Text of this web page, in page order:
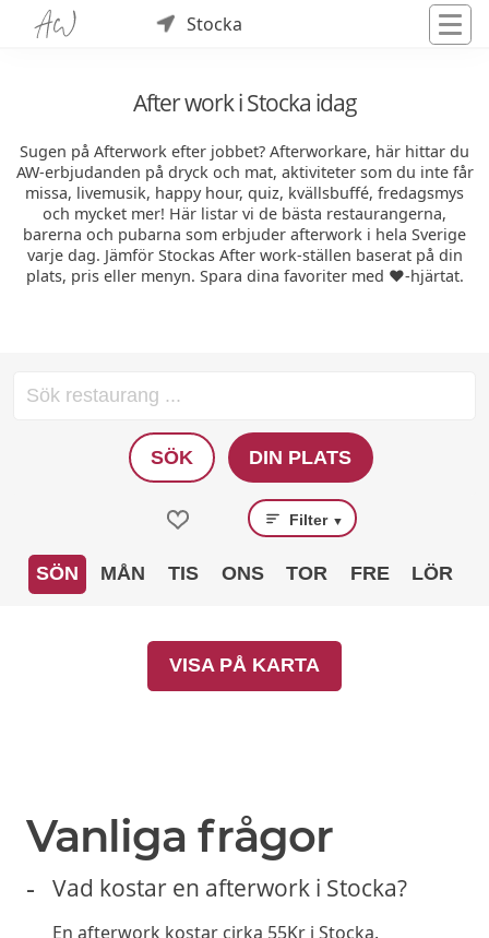
Stocka
After work i Stocka idag
Sugen på Afterwork efter jobbet? Afterworkare, här hittar du
AW-erbjudanden på dryck och mat, aktiviteter som du inte får
missa, livemusik, happy hour, quiz, kvällsbuffé, fredagsmys
och mycket mer! Här listar vi de bästa restaurangerna,
barerna och pubarna som erbjuder afterwork i hela Sverige
varje dag. Jämför Stockas After work-ställen baserat på din
plats, pris eller menyn. Spara dina favoriter med ❤️-hjärtat.
SÖK DIN PLATS
Filter ▼
SÖN MÅN TIS ONS TOR FRE LÖR
VISA PÅ KARTA
Prenumerera gärna på erbjudanden från
restauranger och få dem direkt i din e-post. Exklusiva
erbjudanden varje månad.